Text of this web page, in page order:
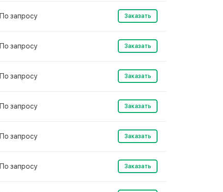
По запросу Заказать
По запросу Заказать
По запросу Заказать
По запросу Заказать
По запросу Заказать
По запросу Заказать